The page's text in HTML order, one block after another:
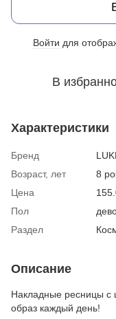
Войти для
В
Характеристики
Бренд
Возраст, лет
8
Цена
Пол
Раздел
Описание
Накладные ресницы с
образ каждый день!